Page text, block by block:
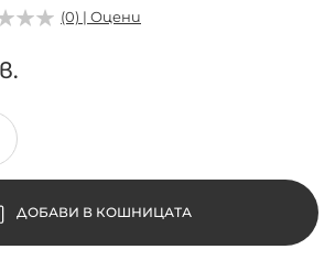
(0) | Оцени
ДОБАВИ В КОШНИЦАТА